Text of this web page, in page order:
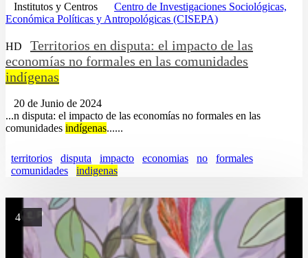
Institutos y Centros
Centro de Investigaciones Sociológicas,
Económica Políticas y Antropológicas (CISEPA)
HD
Territorios en disputa: el impacto de las
economías no formales en las comunidades
indígenas
20 de Junio de 2024
...n disputa: el impacto de las economías no formales en las
comunidades indígenas......
territorios disputa impacto economias no
formales
comunidades
indigenas
4